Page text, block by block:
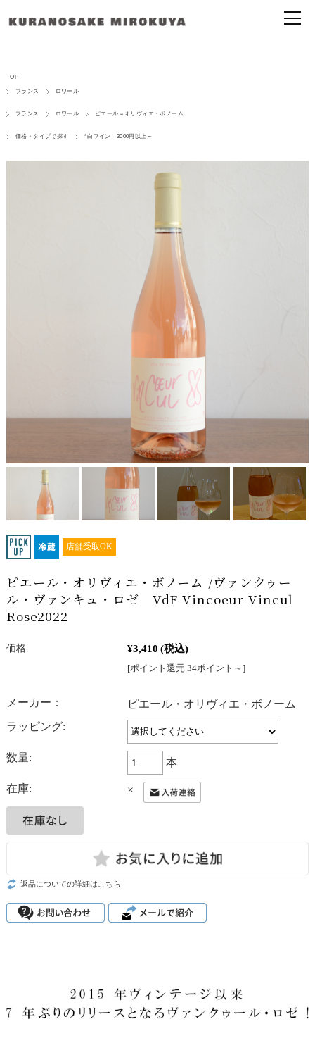
TOP
フランス ロワール
フランス ロワール ピエール＝オリヴィエ・ボノーム
価格・タイプで探す *白ワイン 3000円以上～
店舗受取OK
ピエール・オリヴィエ・ボノーム /ヴァンクゥー
ル・ヴァンキュ・ロゼ VdF Vincoeur Vincul
Rose2022
価格: ¥3,410 (税込)
[ポイント還元 34ポイント～]
メーカー：
ピエール・オリヴィエ・ボノーム
ラッピング:
数量: 本
在庫: ×
返品についての詳細はこちら